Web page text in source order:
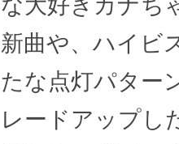
な大好きカナち
新曲や、ハイビ
たな点灯パター
レードアップし